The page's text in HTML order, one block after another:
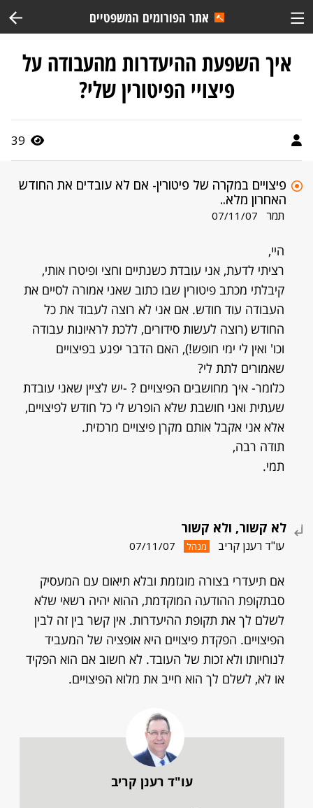
אתר הפורומים המשפטיים
איך השפעת ההיעדרות מהעבודה על
פיצויי הפיטורין שלי?
39
פיצויים במקרה של פיטורין- אם לא עובדים את החודש
האחרון מלא..
תמר 07/11/07
היי,
רציתי לדעת, אני עובדת כשנתיים וחצי ופיטרו אותי,
קיבלתי מכתב פיטורין שבו כתוב שאני אמורה לסיים את
העבודה עוד חודש. אם אני לא רוצה לעבוד את כל
החודש (רוצה לעשות סידורים, ללכת לראיונות עבודה
וכו' ואין לי ימי חופש!), האם הדבר יפגע בפיצויים
שאמורים לתת לי?
כלומר- איך מחושבים הפיצויים ? -יש לציין שאני עובדת
שעתית ואני חושבת שלא הופרש לי כל חודש לפיצויים,
אלא אני אקבל אותם מקרן פיצויים מרכזית.
תודה רבה,
תמי.
לא קשור, ולא קשור
עו"ד רענן קריב מנהל 07/11/07
אם תיעדרי בצורה מוגזמת ובלא תיאום עם המעסיק
סבתקופת ההודעה המוקדמת, ההוא יהיה רשאי שלא
לשלם לך את תקופת ההיעדרות. אין קשר בין זה לבין
הפיצויים. הפקדת פיצויים היא אופציה של המעביד
לנוחיותו ולא זכות של העובד. לא חשוב אם הוא הפקיד
או לא, לשלם לך הוא חייב את מלוא הפיצויים.
עו"ד רענן קריב